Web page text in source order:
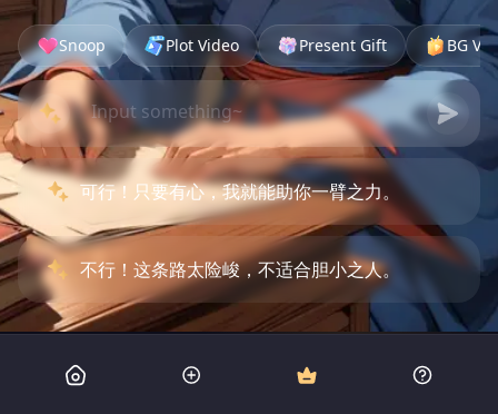
Snoop Plot Video Present Gift BG
可行！只要有心，我就能助你一臂之力。
不行！这条路太险峻，不适合胆小之人。